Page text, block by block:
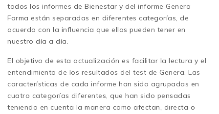
todos los informes de Bienestar y del informe Genera
Farma están separadas en diferentes categorías, de
acuerdo con la influencia que ellas pueden tener en
nuestro día a día.
El objetivo de esta actualización es facilitar la lectura y el
entendimiento de los resultados del test de Genera. Las
características de cada informe han sido agrupadas en
cuatro categorías diferentes, que han sido pensadas
teniendo en cuenta la manera como afectan, directa o